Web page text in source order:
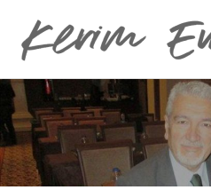
Skip
content
Evren'in
Güncel
Yazıları